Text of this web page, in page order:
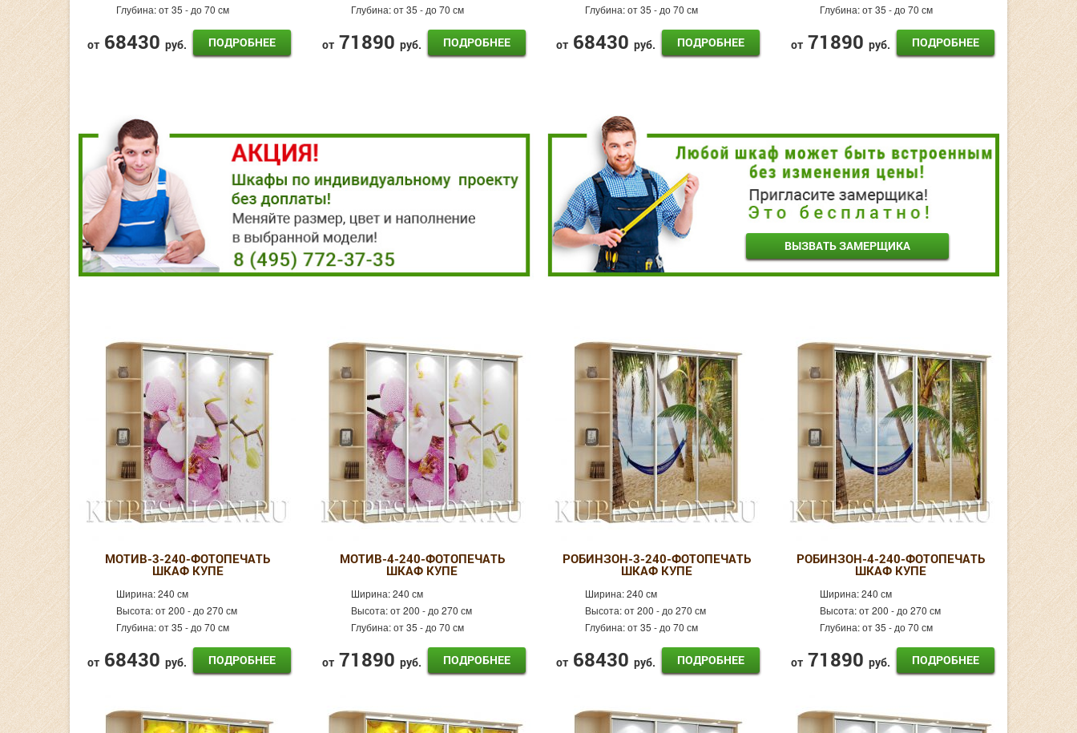
Глубина:от 35 - до 70 см
от 68430 руб. ПОДРОБНЕЕ
Глубина:от 35 - до 70 см
от 71890 руб. ПОДРОБНЕЕ
Глубина:от 35 - до 70 см
от 68430 руб. ПОДРОБНЕЕ
Глубина:от 35 - до 70 см
от 71890 руб. ПОДРОБНЕЕ
ВЫЗВАТЬ ЗАМЕРЩИКА
МОТИВ-3-240-ФОТОПЕЧАТЬ
ШКАФ КУПЕ
Ширина:240 см
Высота:от 200 - до 270 см
Глубина:от 35 - до 70 см
от 68430 руб. ПОДРОБНЕЕ
МОТИВ-4-240-ФОТОПЕЧАТЬ
ШКАФ КУПЕ
Ширина:240 см
Высота:от 200 - до 270 см
Глубина:от 35 - до 70 см
от 71890 руб. ПОДРОБНЕЕ
РОБИНЗОН-3-240-ФОТОПЕЧАТЬ
ШКАФ КУПЕ
Ширина:240 см
Высота:от 200 - до 270 см
Глубина:от 35 - до 70 см
от 68430 руб. ПОДРОБНЕЕ
РОБИНЗОН-4-240-ФОТОПЕЧАТЬ
ШКАФ КУПЕ
Ширина:240 см
Высота:от 200 - до 270 см
Глубина:от 35 - до 70 см
от 71890 руб. ПОДРОБНЕЕ